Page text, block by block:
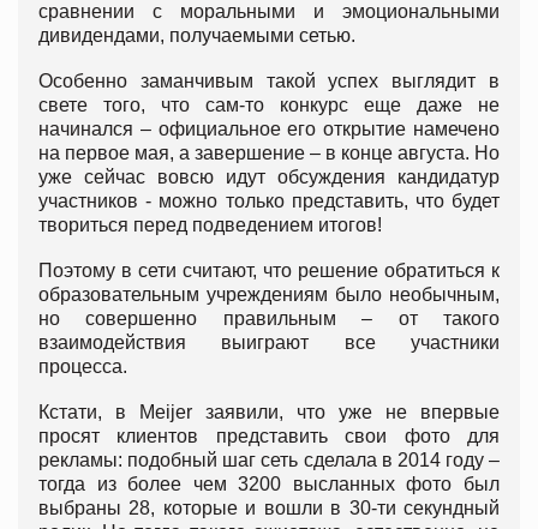
сравнении с моральными и эмоциональными
дивидендами, получаемыми сетью.
Особенно заманчивым такой успех выглядит в
свете того, что сам-то конкурс еще даже не
начинался – официальное его открытие намечено
на первое мая, а завершение – в конце августа. Но
уже сейчас вовсю идут обсуждения кандидатур
участников - можно только представить, что будет
твориться перед подведением итогов!
Поэтому в сети считают, что решение обратиться к
образовательным учреждениям было необычным,
но совершенно правильным – от такого
взаимодействия выиграют все участники
процесса.
Кстати, в Meijer заявили, что уже не впервые
просят клиентов представить свои фото для
рекламы: подобный шаг сеть сделала в 2014 году –
тогда из более чем 3200 высланных фото был
выбраны 28, которые и вошли в 30-ти секундный